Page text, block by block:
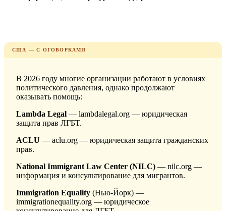
США — С ОГОВОРКАМИ
В 2026 году многие организации работают в условиях
политического давления, однако продолжают
оказывать помощь:
Lambda Legal — lambdalegal.org — юридическая
защита прав ЛГБТ.
ACLU — aclu.org — юридическая защита гражданских
прав.
National Immigrant Law Center (NILC) — nilc.org —
информация и консультирование для мигрантов.
Immigration Equality (Нью-Йорк) —
immigrationequality.org — юридическое